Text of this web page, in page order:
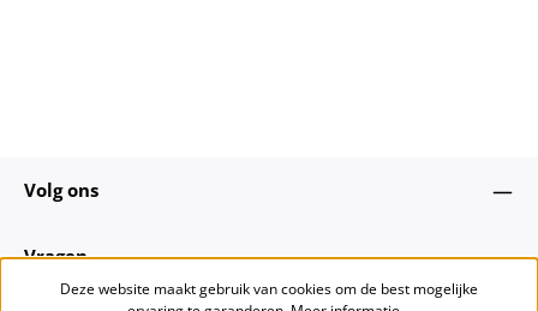
Volg ons
Vragen
Deze website maakt gebruik van cookies om de best mogelijke